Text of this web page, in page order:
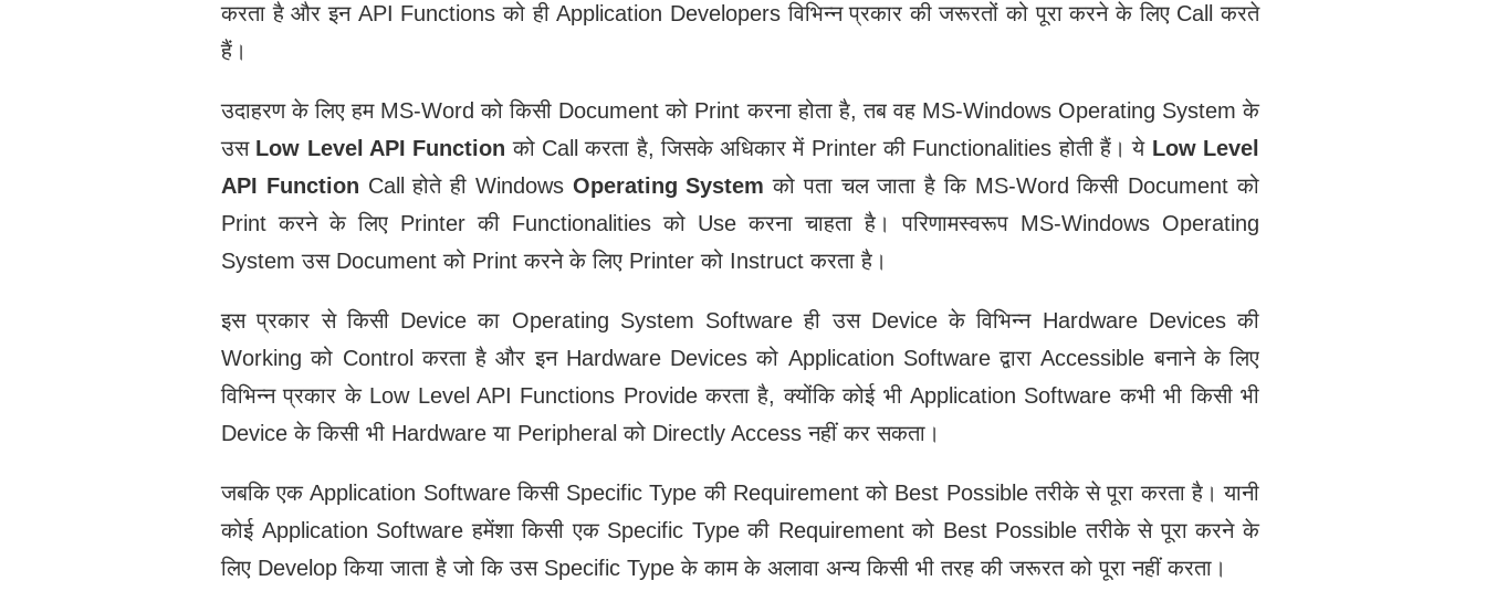
करता है और इन API Functions को ही Application Developers विभिन्न प्रकार की जरूरतों को पूरा करने के लिए Call करते
हैं।
उदाहरण के लिए हम MS-Word को किसी Document को Print करना होता है, तब वह MS-Windows Operating System के
उस Low Level API Function को Call करता है, जिसके अधिकार में Printer की Functionalities होती हैं। ये Low Level
API Function Call होते ही Windows Operating System को पता चल जाता है कि MS-Word किसी Document को
Print करने के लिए Printer की Functionalities को Use करना चाहता है। परिणामस्वरूप MS-Windows Operating
System उस Document को Print करने के लिए Printer को Instruct करता है।
इस प्रकार से किसी Device का Operating System Software ही उस Device के विभिन्न Hardware Devices की
Working को Control करता है और इन Hardware Devices को Application Software द्वारा Accessible बनाने के लिए
विभिन्न प्रकार के Low Level API Functions Provide करता है, क्योंकि कोई भी Application Software कभी भी किसी भी
Device के किसी भी Hardware या Peripheral को Directly Access नहीं कर सकता।
जबकि एक Application Software किसी Specific Type की Requirement को Best Possible तरीके से पूरा करता है। यानी
कोई Application Software हमेंशा किसी एक Specific Type की Requirement को Best Possible तरीके से पूरा करने के
लिए Develop किया जाता है जो कि उस Specific Type के काम के अलावा अन्‍य किसी भी तरह की जरूरत को पूरा नहीं करता।